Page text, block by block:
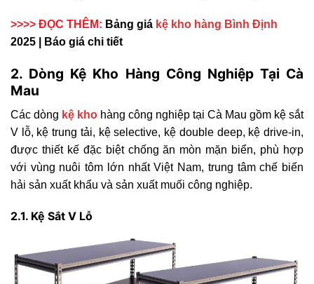
>>>> ĐỌC THÊM: Bảng giá kệ kho hàng Bình Định
2025 | Báo giá chi tiết
2. Dòng Kệ Kho Hàng Công Nghiệp Tại Cà
Mau
Các dòng kệ kho hàng công nghiệp tại Cà Mau gồm kệ sắt
V lỗ, kệ trung tải, kệ selective, kệ double deep, kệ drive-in,
được thiết kế đặc biệt chống ăn mòn mặn biển, phù hợp
với vùng nuôi tôm lớn nhất Việt Nam, trung tâm chế biến
hải sản xuất khẩu và sản xuất muối công nghiệp.
2.1. Kệ Sắt V Lỗ